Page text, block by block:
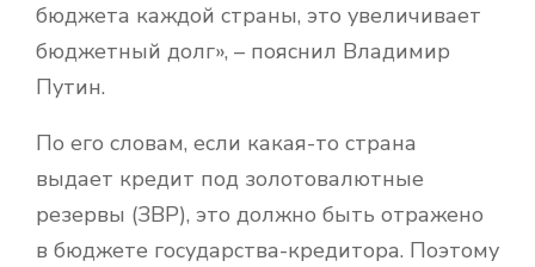
бюджета каждой страны, это увеличивает
бюджетный долг», – пояснил Владимир
Путин.
По его словам, если какая-то страна
выдает кредит под золотовалютные
резервы (ЗВР), это должно быть отражено
в бюджете государства-кредитора. Поэтому